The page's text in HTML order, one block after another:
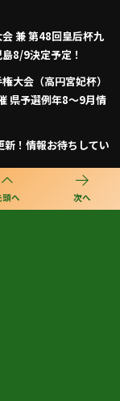
頭へ 次へ
兼 第48回皇后杯九
8/9決定予定！
大会（高円宮妃杯）
県予選例年8～9月情
新！情報お待ちしてい
ポーツ大会 第46回九